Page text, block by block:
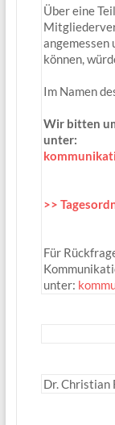
Über eine
angemessen
können,
Im Namen
Wir bitten
unter:
>>
Für
unter:
Dr. Christian